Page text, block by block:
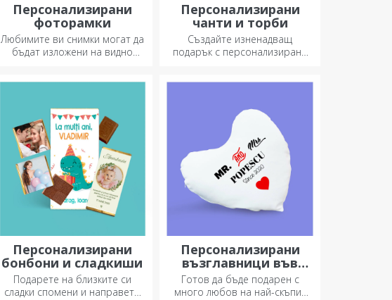
Персонализирани
фоторамки
Любимите ви снимки могат да
бъдат изложени на видно
Персонализирани
чанти и торби
Създайте изненадващ
подарък с персонализирана
Персонализирани
бонбони и сладкиши
Подарете на близките си
сладки спомени и направете
Персонализирани
възглавници във
формата на сърце
Готов да бъде подарен с
много любов на най-скъпия